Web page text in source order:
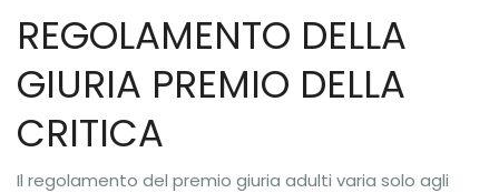
REGOLAMENTO DELLA
GIURIA PREMIO DELLA
CRITICA
Il regolamento del premio giuria adulti varia solo agli